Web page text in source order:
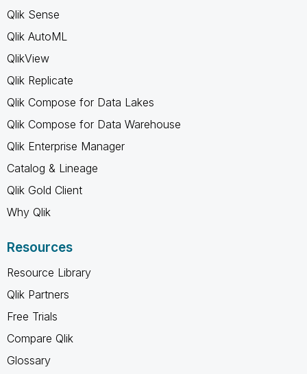
Qlik Sense
Qlik AutoML
QlikView
Qlik Replicate
Qlik Compose for Data Lakes
Qlik Compose for Data Warehouse
Qlik Enterprise Manager
Catalog & Lineage
Qlik Gold Client
Why Qlik
Resources
Resource Library
Qlik Partners
Free Trials
Compare Qlik
Glossary